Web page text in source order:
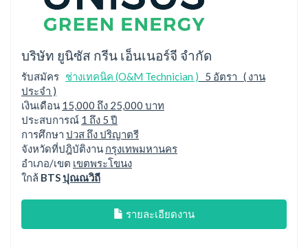
บริษัท ยูนิซัส กรีน เอ็นเนอร์จี จำกัด
รับสมัคร ช่างเทคนิค (O&M Technician ) 5 อัตรา ( งาน
ประจำ )
เงินเดือน 15,000 ถึง 25,000 บาท
ประสบการณ์ 1 ถึง 5 ปี
การศึกษา ปวส ถึง ปริญาตรี
จังหวัดที่ปฎิบัติงาน กรุงเทพมหานคร
อำเภอ/เขต เขตพระโขนง
ใกล้ BTSปุณณวิถี
รายละเอียดงาน